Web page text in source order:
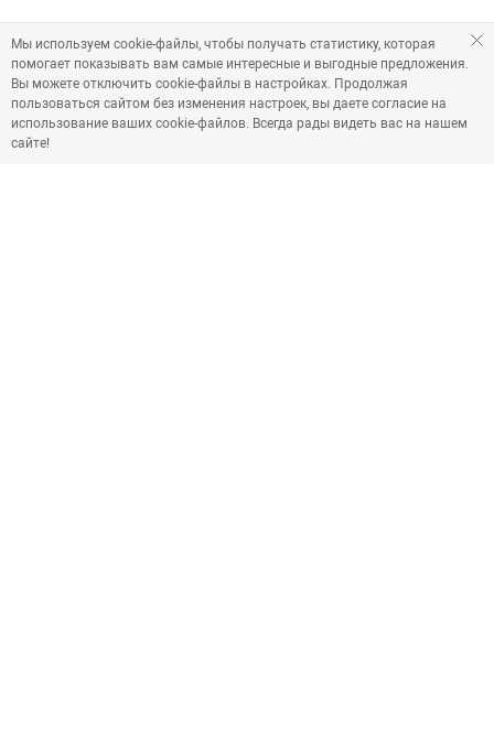
Мы используем cookie-файлы, чтобы получать статистику, которая
помогает показывать вам самые интересные и выгодные предложения.
Вы можете отключить cookie-файлы в настройках. Продолжая
пользоваться сайтом без изменения настроек, вы даете согласие на
использование ваших cookie-файлов. Всегда рады видеть вас на нашем
сайте!